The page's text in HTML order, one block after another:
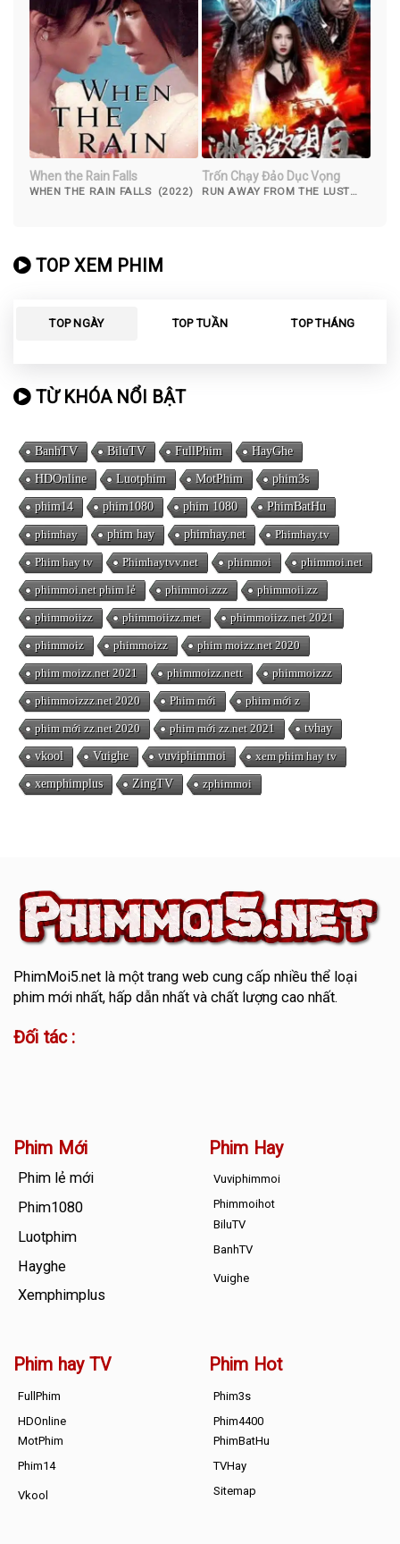
When the Rain Falls
WHEN THE RAIN FALLS (2022)
Trốn Chạy Đảo Dục Vọng
RUN AWAY FROM THE LUST
TOP XEM PHIM
TOP NGÀY TOP TUẦN TOP THÁNG
TỪ KHÓA NỔI BẬT
BanhTV BiluTV FullPhim HayGhe
HDOnline Luotphim MotPhim phim3s
phim14 phim1080 phim 1080 PhimBatHu
phimhay phim hay phimhay.net Phimhay.tv
Phim hay tv Phimhaytvv.net phimmoi phimmoi.net
phimmoi.net phim lẻ phimmoi.zzz phimmoii.zz
phimmoiizz phimmoiizz.met phimmoiizz.net 2021
phimmoiz phimmoizz phim moizz.net 2020
phim moizz.net 2021 phimmoizz.nett phimmoizzz
phimmoizzz.net 2020 Phim mới phim mới z
phim mới zz.net 2020 phim mới zz.net 2021 tvhay
vkool Vuighe vuviphimmoi xem phim hay tv
xemphimplus ZingTV zphimmoi
PhimMoi5.netlà một trang web cung cấp nhiều thể loại
phim mới nhất, hấp dẫn nhất và chất lượng cao nhất.
Đối tác :
Phim Mới
Phim lẻ mới
Phim1080
Luotphim
Hayghe
Xemphimplus
Phim Hay
Vuviphimmoi
Phimmoihot
BiluTV
BanhTV
Vuighe
Phim hay TV
FullPhim
HDOnline
MotPhim
Phim14
Vkool
Phim Hot
Phim3s
Phim4400
PhimBatHu
TVHay
Sitemap